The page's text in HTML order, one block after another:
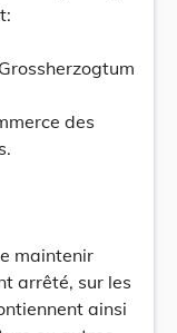
des
maintenir
arrêté, sur les
ainsi